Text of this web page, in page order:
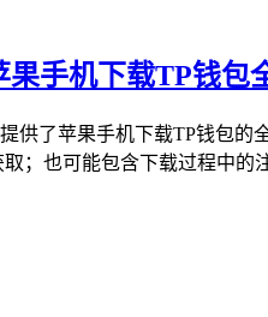
手机下载TP钱包
供了苹果手机下载TP钱包
；也可能包含下载过程中